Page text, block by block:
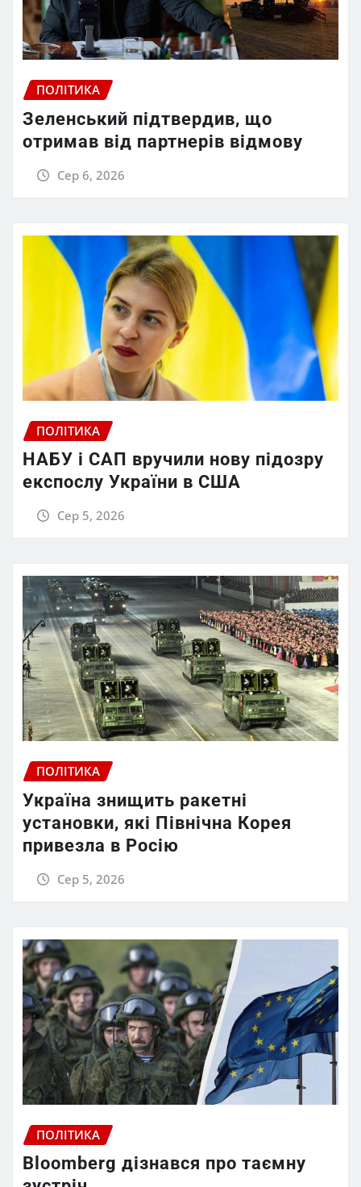
ПОЛІТИКА
Зеленський підтвердив, що
отримав від партнерів відмову
Сер 6, 2026
ПОЛІТИКА
НАБУ і САП вручили нову підозру
експослу України в США
Сер 5, 2026
ПОЛІТИКА
Україна знищить ракетні
установки, які Північна Корея
привезла в Росію
Сер 5, 2026
ПОЛІТИКА
Bloomberg дізнався про таємну